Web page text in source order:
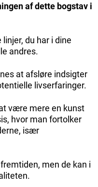
af dette bogstav i
du har i dine
andres.
at afsløre indsigter
livserfaringer.
være mere en kunst
hvor man fortolker
især
men de kan i